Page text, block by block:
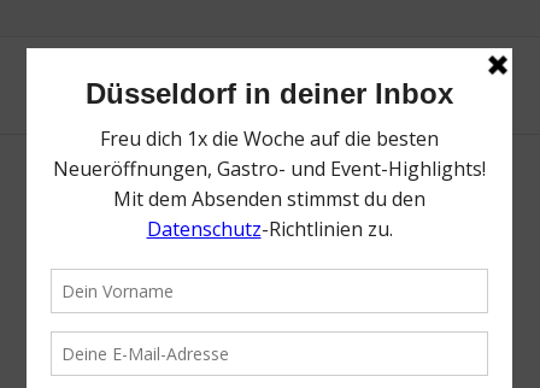
Neue Suche
Suchergebnis nicht zufriedenstellend? Versuche es mal mit
einem Wortteil oder einer anderen Schreibweise.